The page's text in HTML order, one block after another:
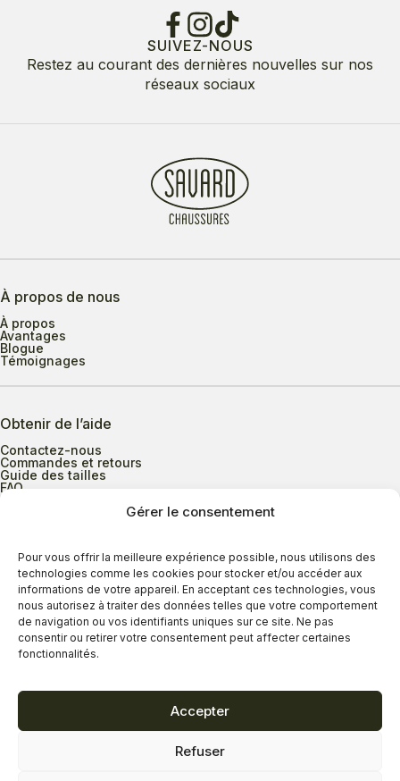
Gérer le consentement
Pour vous offrir la meilleure expérience possible, nous utilisons des
technologies comme les cookies pour stocker et/ou accéder aux
informations de votre appareil. En acceptant ces technologies, vous
nous autorisez à traiter des données telles que votre comportement
de navigation ou vos identifiants uniques sur ce site. Ne pas
consentir ou retirer votre consentement peut affecter certaines
fonctionnalités.
Accepter
Refuser
SUIVEZ-NOUS
Restez au courant des dernières nouvelles sur nos
réseaux sociaux
À propos de nous
À propos
Avantages
Blogue
Témoignages
Obtenir de l’aide
Contactez-nous
Commandes et retours
Guide des tailles
FAQ
Heures d’ouverture
Lundi au mercredi
9h00 à 17h30
Jeudi
9h00 à 20h00
Vendredi
9h00 à 18h00
Dimanche
11h00 à 16h30